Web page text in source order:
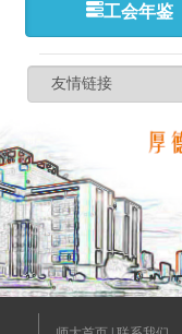
工会年鉴